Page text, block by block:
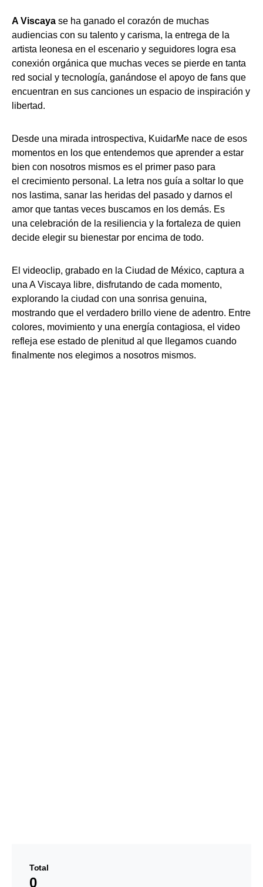
A Viscaya se ha ganado el corazón de muchas
audiencias con su talento y carisma, la entrega de la
artista leonesa en el escenario y seguidores logra esa
conexión orgánica que muchas veces se pierde en tanta
red social y tecnología, ganándose el apoyo de fans que
encuentran en sus canciones un espacio de inspiración y
libertad.
Desde una mirada introspectiva, KuidarMe nace de esos
momentos en los que entendemos que aprender a estar
bien con nosotros mismos es el primer paso para
el crecimiento personal. La letra nos guía a soltar lo que
nos lastima, sanar las heridas del pasado y darnos el
amor que tantas veces buscamos en los demás. Es
una celebración de la resiliencia y la fortaleza de quien
decide elegir su bienestar por encima de todo.
El videoclip, grabado en la Ciudad de México, captura a
una A Viscaya libre, disfrutando de cada momento,
explorando la ciudad con una sonrisa genuina,
mostrando que el verdadero brillo viene de adentro. Entre
colores, movimiento y una energía contagiosa, el video
refleja ese estado de plenitud al que llegamos cuando
finalmente nos elegimos a nosotros mismos.
Total
0